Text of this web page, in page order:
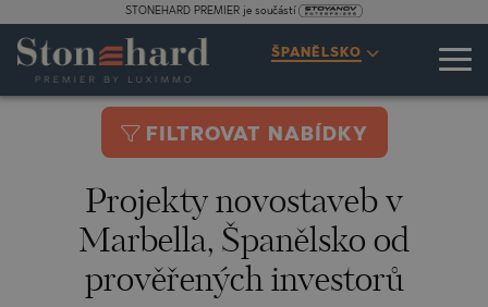
STONEHARD PREMIER je součástí
ŠPANĚLSKO
FILTROVAT NABÍDKY
Projekty novostaveb v
Marbella, Španělsko od
prověřených investorů